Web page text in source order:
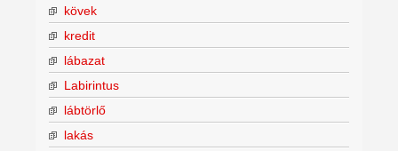
kövek
kredit
lábazat
Labirintus
lábtörlő
lakás